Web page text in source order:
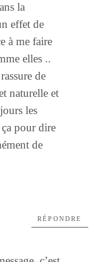
la
effet de
à me faire
elles ..
de
naturelle et
les
pour dire
de
RÉPONDRE